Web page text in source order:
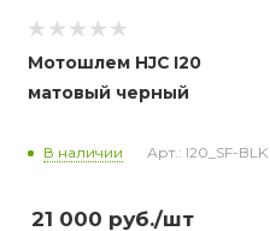
Мотошлем HJC I20
матовый черный
В наличии Арт.: I20_SF-BLK
21 000 руб./шт